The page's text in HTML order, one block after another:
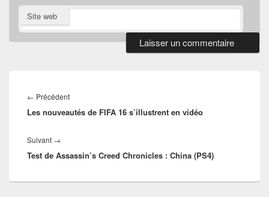
Site web
de
l’article
← PrécédentArticle
précédent :
Les nouveautés de FIFA 16 s’illustrent en vidéo
Suivant →
suivant :
Test de Assassin’s Creed Chronicles : China (PS4)